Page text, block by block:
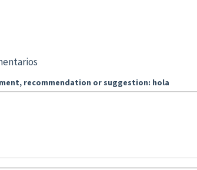
recommendation or suggestion: hola